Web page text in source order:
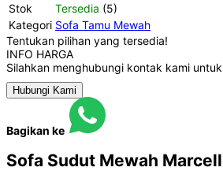
Stok
Tersedia (5)
Kategori Sofa Tamu Mewah
Tentukan pilihan yang tersedia!
INFO HARGA
Silahkan menghubungi kontak kami
Hubungi Kami
Bagikan ke
Sofa Sudut Mewah